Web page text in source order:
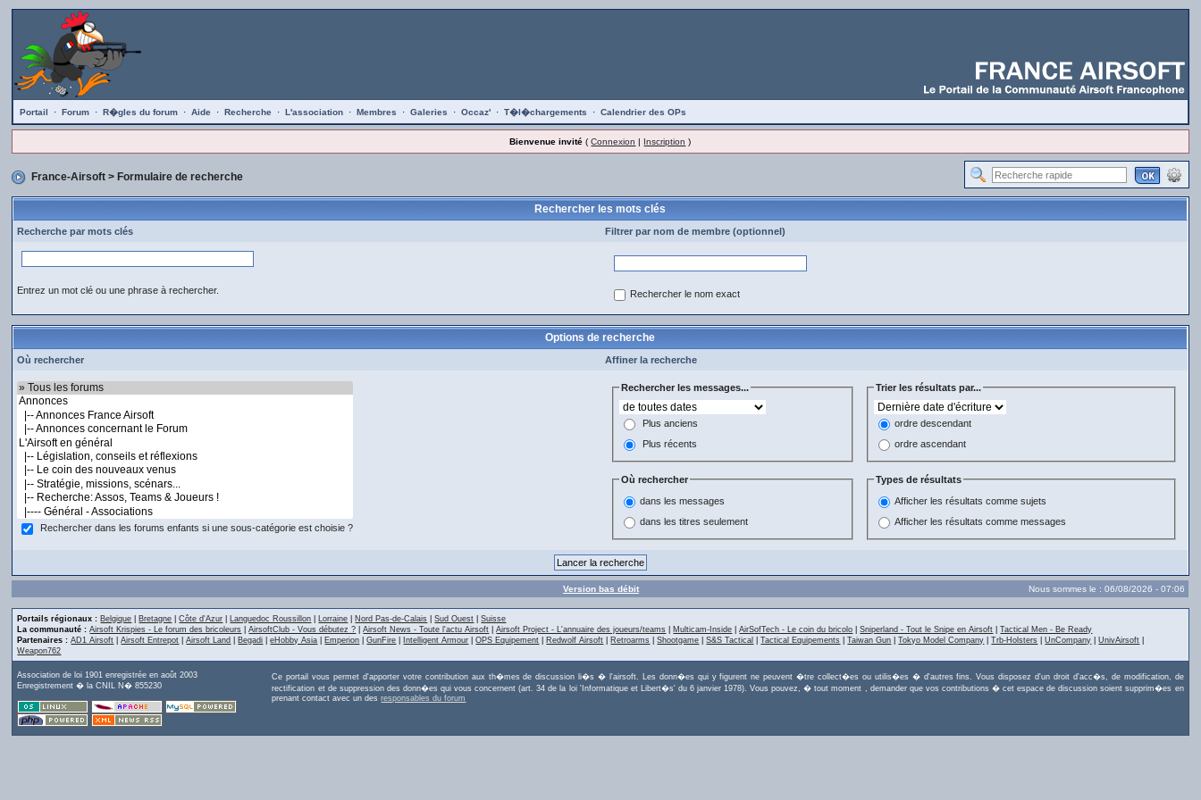
Portail · Forum · R�gles du forum · Aide · Recherche · L'association · Membres · Galeries · Occaz' · T�l�chargements · Calendrier des OPs
Bienvenue invité (Connexion | Inscription )
France-Airsoft > Formulaire de recherche
Rechercher les mots clés
Recherche par mots clés Filtrer par nom de membre (optionnel)
Entrez un mot clé ou une phrase à rechercher. Rechercher le nom exact
Options de recherche
Où rechercher Affiner la recherche
Rechercher dans les forums enfants si une sous-catégorie est choisie ?
Rechercher les messages...
Plus anciens
Plus récents
Trier les résultats par...
ordre descendant
ordre ascendant
Où rechercher
dans les messages
dans les titres seulement
Types de résultats
Afficher les résultats comme sujets
Afficher les résultats comme messages
Version bas débit Nous sommes le : 06/08/2026 - 07:06
Portails régionaux : Belgique Bretagne |Côte d'Azur Languedoc Roussillon Lorraine Nord Pas-de-Calais |Sud Ouest |Suisse
La communauté : Airsoft Krispies - Le forum des bricoleurs |AirsoftClub - Vous débutez ? |Airsoft News - Toute l'actu Airsoft |Airsoft Project - L'annuaire des joueurs/teams Multicam-Inside |AirSofTech - Le coin du bricolo |Sniperland - Tout le Snipe en Airsoft |Tactical Men - Be Ready
Partenaires : AD1 Airsoft |Airsoft Entrepot |Airsoft Land Begadi |eHobby Asia Emperion |GunFire Intelligent Armour |OPS Equipement Redwolf Airsoft Retroarms |Shootgame |S&S Tactical |Tactical Equipements |Taiwan Gun |Tokyo Model Company |Trb-Holsters |UnCompany |UnivAirsoft
Weapon762
Association de loi 1901 enregistrée en août 2003
Enregistrement � la CNIL N� 855230
Ce portail vous permet d'apporter votre contribution aux th�mes de discussion li�s � l'airsoft. Les donn�es qui y figurent ne peuvent �tre collect�es ou utilis�es � d'autres fins. Vous disposez d'un droit d'acc�s, de modification, de
rectification et de suppression des donn�es qui vous concernent (art. 34 de la loi 'Informatique et Libert�s' du 6 janvier 1978). Vous pouvez, � tout moment , demander que vos contributions � cet espace de discussion soient supprim�es en
prenant contact avec un desresponsables du forum